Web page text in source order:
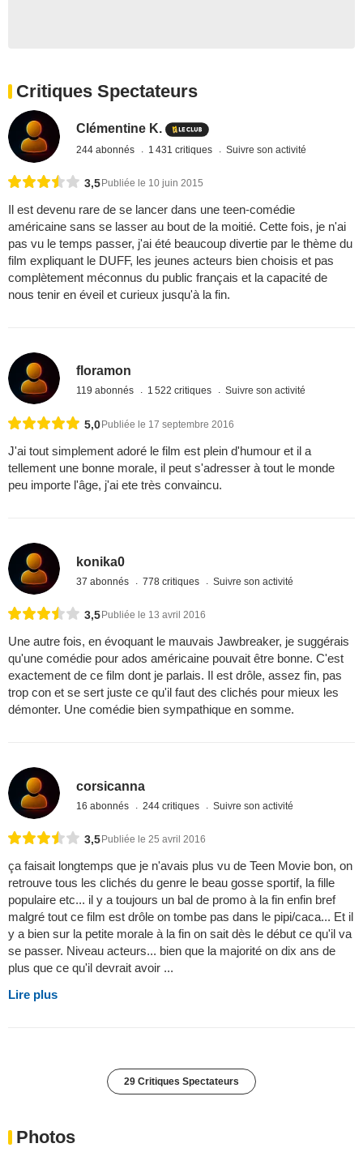
Critiques Spectateurs
Clémentine K.
244 abonnés 1 431 critiques Suivre son activité
3,5Publiée le 10 juin 2015
Il est devenu rare de se lancer dans une teen-comédie
américaine sans se lasser au bout de la moitié. Cette fois, je n'ai
pas vu le temps passer, j'ai été beaucoup divertie par le thème du
film expliquant le DUFF, les jeunes acteurs bien choisis et pas
complètement méconnus du public français et la capacité de
nous tenir en éveil et curieux jusqu'à la fin.
floramon
119 abonnés 1 522 critiques Suivre son activité
5,0 Publiée le 17 septembre 2016
J'ai tout simplement adoré le film est plein d'humour et il a
tellement une bonne morale, il peut s'adresser à tout le monde
peu importe l'âge, j'ai ete très convaincu.
konika0
37 abonnés 778 critiques Suivre son activité
3,5 Publiée le 13 avril 2016
Une autre fois, en évoquant le mauvais Jawbreaker, je suggérais
qu'une comédie pour ados américaine pouvait être bonne. C'est
exactement de ce film dont je parlais. Il est drôle, assez fin, pas
trop con et se sert juste ce qu'il faut des clichés pour mieux les
démonter. Une comédie bien sympathique en somme.
corsicanna
16 abonnés 244 critiques Suivre son activité
3,5 Publiée le 25 avril 2016
ça faisait longtemps que je n'avais plus vu de Teen Movie bon, on
retrouve tous les clichés du genre le beau gosse sportif, la fille
populaire etc... il y a toujours un bal de promo à la fin enfin bref
malgré tout ce film est drôle on tombe pas dans le pipi/caca... Et il
y a bien sur la petite morale à la fin on sait dès le début ce qu'il va
se passer. Niveau acteurs... bien que la majorité on dix ans de
plus que ce qu'il devrait avoir ...
Lire plus
29 Critiques Spectateurs
Photos